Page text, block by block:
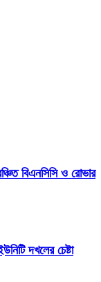
বিএনসিসি ও রোভার
দখলের চেষ্টা